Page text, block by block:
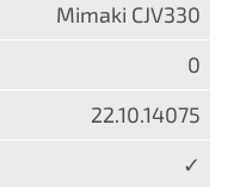
Mimaki CJV330
0
22.10.14075
✓